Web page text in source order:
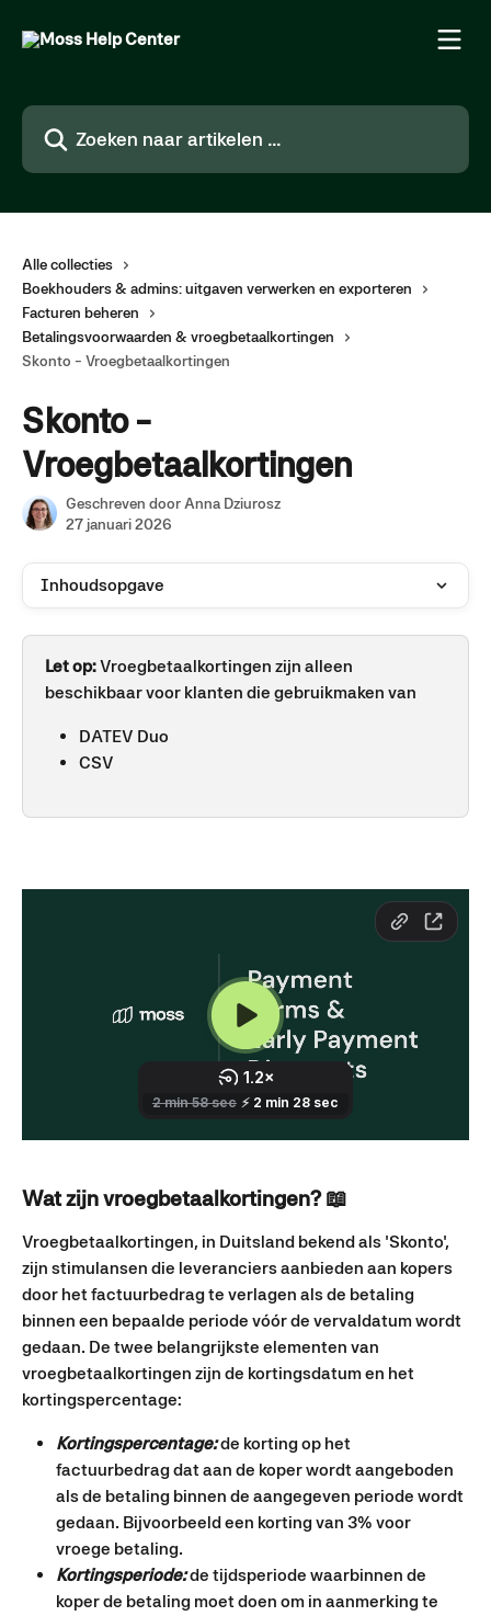
Zoeken naar artikelen ...
Alle collecties
Boekhouders & admins: uitgaven verwerken en exporteren
Facturen beheren
Betalingsvoorwaarden & vroegbetaalkortingen
Skonto - Vroegbetaalkortingen
Skonto -
Vroegbetaalkortingen
Geschreven door Anna Dziurosz
27 januari 2026
Inhoudsopgave
Let op: Vroegbetaalkortingen zijn alleen
beschikbaar voor klanten die gebruikmaken van
DATEV Duo
CSV
Wat zijn vroegbetaalkortingen? 📖
Vroegbetaalkortingen, in Duitsland bekend als 'Skonto',
zijn stimulansen die leveranciers aanbieden aan kopers
door het factuurbedrag te verlagen als de betaling
binnen een bepaalde periode vóór de vervaldatum wordt
gedaan. De twee belangrijkste elementen van
vroegbetaalkortingen zijn de kortingsdatum en het
kortingspercentage:
Kortingspercentage: de korting op het
factuurbedrag dat aan de koper wordt aangeboden
als de betaling binnen de aangegeven periode wordt
gedaan. Bijvoorbeeld een korting van 3% voor
vroege betaling.
Kortingsperiode: de tijdsperiode waarbinnen de
koper de betaling moet doen om in aanmerking te